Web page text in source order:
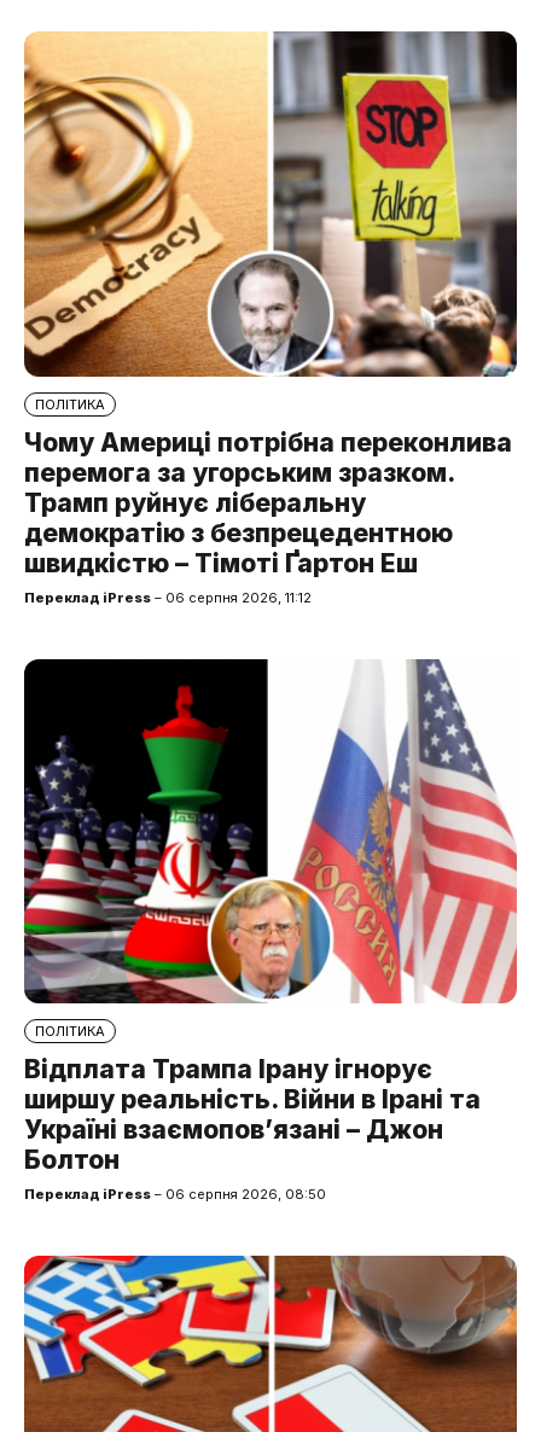
ПОЛІТИКА
Чому Америці потрібна переконлива
перемога за угорським зразком.
Трамп руйнує ліберальну
демократію з безпрецедентною
швидкістю – Тімоті Ґартон Еш
Переклад iPress – 06 серпня 2026, 11:12
ПОЛІТИКА
Відплата Трампа Ірану ігнорує
ширшу реальність. Війни в Ірані та
Україні взаємопов’язані – Джон
Болтон
Переклад iPress – 06 серпня 2026, 08:50